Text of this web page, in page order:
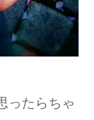
ったらちゃ